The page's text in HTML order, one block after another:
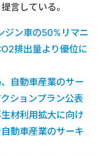
言している。
ジン車の50%リマニ
排出量より優位に
自動車産業のサー
ションプラン公表
材利用拡大に向け
動車産業のサーキ